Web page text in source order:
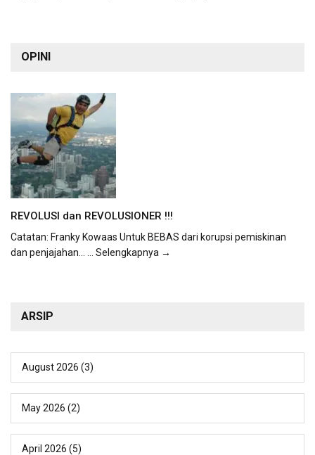
OPINI
REVOLUSI dan REVOLUSIONER !!!
Catatan: Franky Kowaas Untuk BEBAS dari korupsi pemiskinan
dan penjajahan...
... Selengkapnya →
ARSIP
August 2026 (3)
May 2026 (2)
April 2026 (5)